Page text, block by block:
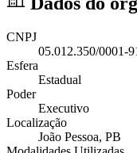
CNPJ
05.012.350/0001-
Esfera
Estadual
Poder
Executivo
Localização
João Pessoa, PB